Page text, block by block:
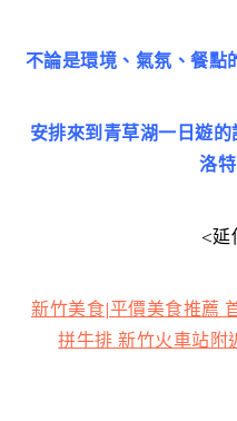
不論是環境、氣氛、餐點
安排來到青草湖一日遊
洛
<延
新竹美食|平價美食推薦
拼牛排 新竹火車站附